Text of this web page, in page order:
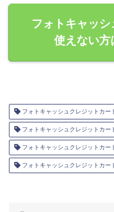
フォトキャッ
使えない方
フォトキャッシュクレジットカー
フォトキャッシュクレジットカー
フォトキャッシュクレジットカー
フォトキャッシュクレジットカー